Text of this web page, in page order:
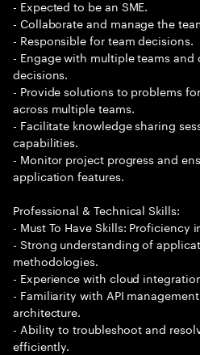
- Expected to be an SME.
- Collaborate and manage the
- Responsible for team decisions.
- Engage with multiple teams
decisions.
- Provide solutions to problems
across multiple teams.
- Facilitate knowledge sharing
capabilities.
- Monitor project progress and
application features.
Professional & Technical Skills:
- Must To Have Skills: Proficiency
- Strong understanding of
methodologies.
- Experience with cloud
- Familiarity with API
architecture.
- Ability to troubleshoot and
efficiently.